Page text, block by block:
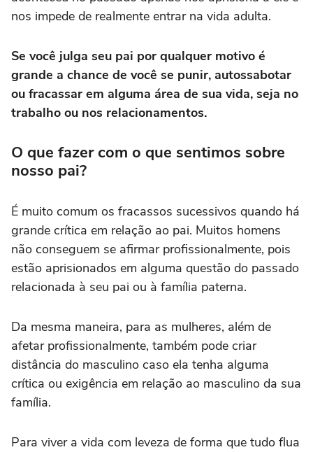
nos impede de realmente entrar na vida adulta.
Se você julga seu pai por qualquer motivo é
grande a chance de você se punir, autossabotar
ou fracassar em alguma área de sua vida, seja no
trabalho ou nos relacionamentos.
O que fazer com o que sentimos sobre
nosso pai?
É muito comum os fracassos sucessivos quando há
grande crítica em relação ao pai. Muitos homens
não conseguem se afirmar profissionalmente, pois
estão aprisionados em alguma questão do passado
relacionada à seu pai ou à família paterna.
Da mesma maneira, para as mulheres, além de
afetar profissionalmente, também pode criar
distância do masculino caso ela tenha alguma
crítica ou exigência em relação ao masculino da sua
família.
Para viver a vida com leveza de forma que tudo flua